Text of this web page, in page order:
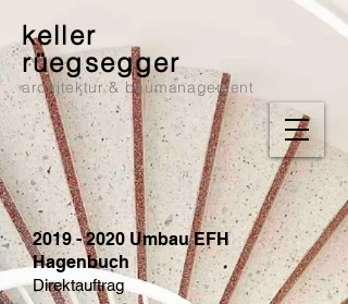
keller
rüegsegger
architektur & baumanagement
2019 - 2020 Umbau EFH
Hagenbuch
Direktauftrag